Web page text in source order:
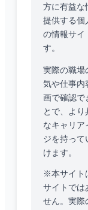
方に有益な
提供する個
の情報サイ
す。
実際の職場
気や仕事内
画で確認で
とで、より
なキャリア
ジを持って
けます。
※本サイト
サイトでは
せん。実際